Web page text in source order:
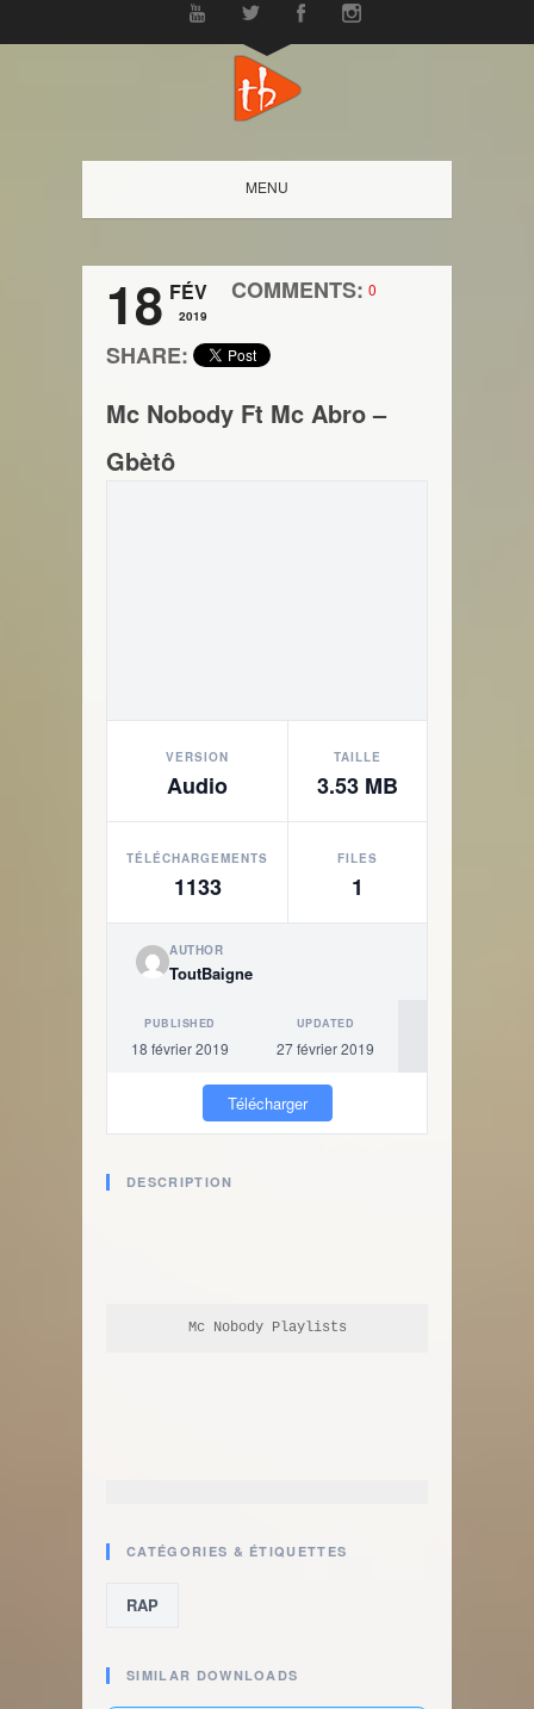
MENU
18 FÉV
2019
COMMENTS: 0
SHARE:
Mc Nobody Ft Mc Abro –
Gbètô
VERSION
Audio
TAILLE
3.53 MB
TÉLÉCHARGEMENTS
1133
FILES
1
AUTHOR
ToutBaigne
PUBLISHED
18 février 2019
UPDATED
27 février 2019
Télécharger
DESCRIPTION
Mc Nobody Playlists
CATÉGORIES & ÉTIQUETTES
RAP
SIMILAR DOWNLOADS